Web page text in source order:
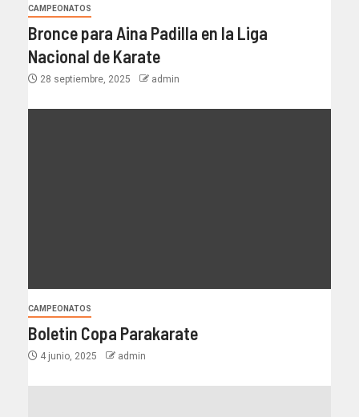
CAMPEONATOS
Bronce para Aina Padilla en la Liga
Nacional de Karate
28 septiembre, 2025 admin
CAMPEONATOS
Boletin Copa Parakarate
4 junio, 2025 admin